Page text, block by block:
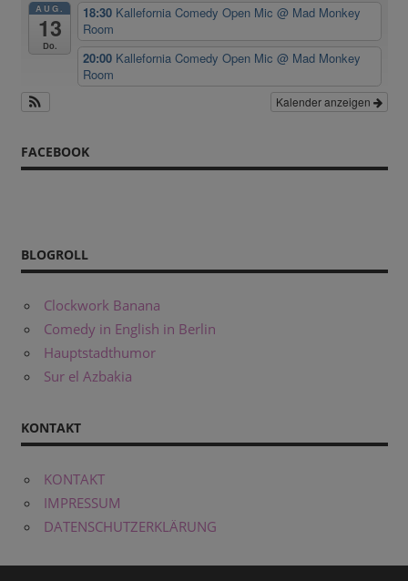
AUG.
13
Do.
18:30 Kallefornia Comedy Open Mic@ Mad Monkey
Room
20:00 Kallefornia Comedy Open Mic@ Mad Monkey
Room
Kalender anzeigen
FACEBOOK
BLOGROLL
Clockwork Banana
Comedy in English in Berlin
Hauptstadthumor
Sur el Azbakia
KONTAKT
KONTAKT
IMPRESSUM
DATENSCHUTZERKLÄRUNG